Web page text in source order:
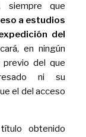
siempre que
a estudios
del
en ningún
previo del que
ni su
el del acceso
obtenido